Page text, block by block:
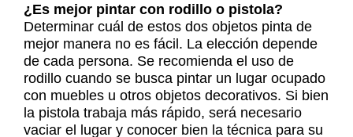
¿Es mejor pintar con rodillo o pistola?
Determinar cuál de estos dos objetos pinta de
mejor manera no es fácil. La elección depende
de cada persona. Se recomienda el uso de
rodillo cuando se busca pintar un lugar ocupado
con muebles u otros objetos decorativos. Si bien
la pistola trabaja más rápido, será necesario
vaciar el lugar y conocer bien la técnica para su